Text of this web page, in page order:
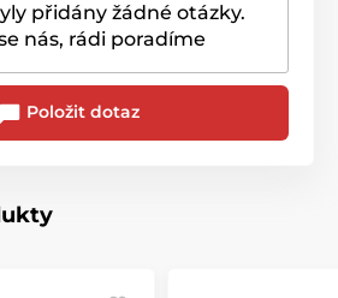
přidány žádné otázky.
nás, rádi poradíme
Položit dotaz